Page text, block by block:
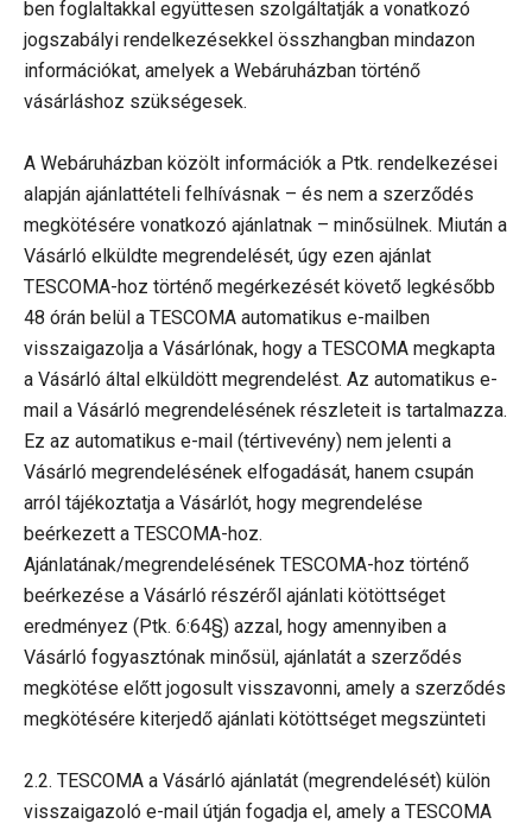
ben foglaltakkal együttesen szolgáltatják a vonatkozó
jogszabályi rendelkezésekkel összhangban mindazon
információkat, amelyek a Webáruházban történő
vásárláshoz szükségesek.
A Webáruházban közölt információk a Ptk. rendelkezései
alapján ajánlattételi felhívásnak – és nem a szerződés
megkötésére vonatkozó ajánlatnak – minősülnek. Miután a
Vásárló elküldte megrendelését, úgy ezen ajánlat
TESCOMA-hoz történő megérkezését követő legkésőbb
48 órán belül a TESCOMA automatikus e-mailben
visszaigazolja a Vásárlónak, hogy a TESCOMA megkapta
a Vásárló által elküldött megrendelést. Az automatikus e-
mail a Vásárló megrendelésének részleteit is tartalmazza.
Ez az automatikus e-mail (tértivevény) nem jelenti a
Vásárló megrendelésének elfogadását, hanem csupán
arról tájékoztatja a Vásárlót, hogy megrendelése
beérkezett a TESCOMA-hoz.
Ajánlatának/megrendelésének TESCOMA-hoz történő
beérkezése a Vásárló részéről ajánlati kötöttséget
eredményez (Ptk. 6:64§) azzal, hogy amennyiben a
Vásárló fogyasztónak minősül, ajánlatát a szerződés
megkötése előtt jogosult visszavonni, amely a szerződés
megkötésére kiterjedő ajánlati kötöttséget megszünteti
2.2. TESCOMA a Vásárló ajánlatát (megrendelését) külön
visszaigazoló e-mail útján fogadja el, amely a TESCOMA